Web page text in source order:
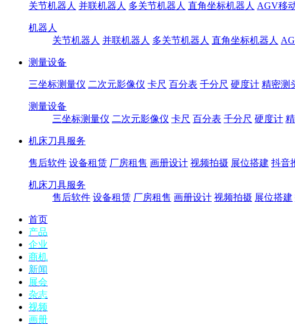
关节机器人 并联机器人 多关节机器人 直角坐标机器人 AGV移
机器人
关节机器人 并联机器人 多关节机器人 直角坐标机器人
测量设备
三坐标测量仪 二次元影像仪 卡尺 百分表 千分尺 硬度计 精密测
测量设备
三坐标测量仪 二次元影像仪 卡尺 百分表 千分尺 硬度计
机床刀具服务
售后软件 设备租赁 厂房租售 画册设计 视频拍摄 展位搭建 抖音
机床刀具服务
售后软件 设备租赁 厂房租售 画册设计 视频拍摄 展位搭建
首页
产品
企业
商机
新闻
展会
杂志
视频
画册